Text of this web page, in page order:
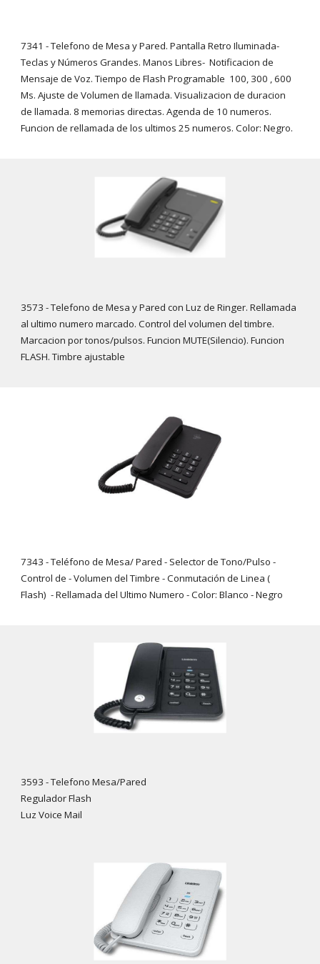
7341 -Telefono de Mesa y Pared. Pantalla Retro Iluminada-
Teclas y Números Grandes. Manos Libres- Notificacion de
Mensaje de Voz. Tiempo de Flash Programable 100, 300 , 600
Ms. Ajuste de Volumen de llamada. Visualizacion de duracion
de llamada. 8 memorias directas. Agenda de 10 numeros.
Funcion de rellamada de los ultimos 25 numeros. Color: Negro.
3573 -Telefono de Mesa y Pared con Luz de Ringer. Rellamada
al ultimo numero marcado. Control del volumen del timbre.
Marcacion por tonos/pulsos. Funcion MUTE(Silencio). Funcion
FLASH. Timbre ajustable
7343 -Teléfono de Mesa/ Pared - Selector de Tono/Pulso -
Control de - Volumen del Timbre - Conmutación de Linea (
Flash) - Rellamada del Ultimo Numero - Color: Blanco - Negro
3593 - Telefono Mesa/Pared
Regulador Flash
Luz Voice Mail